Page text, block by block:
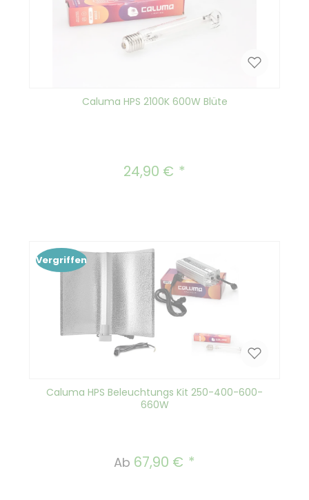
Caluma HPS 2100K 600W Blüte
Regulärer Preis:
24,90 €
Vergriffen
Caluma HPS Beleuchtungs Kit 250-400-600-
660W
Regulärer Preis:
Ab 67,90 €